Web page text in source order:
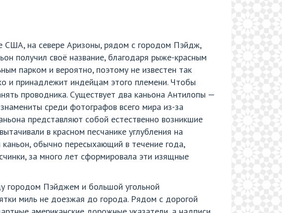
США, на севере Аризоны, рядом с городом Пэйдж,
получил своё название, благодаря рыже-красным
парком и вероятно, поэтому не известен так
и принадлежит индейцам этого племени. Чтобы
проводника. Существует два каньона Антилопы —
среди фотографов всего мира из-за
представляют собой естественно возникшие
в красном песчанике углубления на
обычно пересыхающий в течение года,
за много лет сформировала эти изящные
городом Пэйджем и большой угольной
миль не доезжая до города. Рядом с дорогой